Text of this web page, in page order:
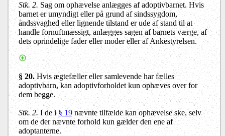
Stk. 2. Sag om ophævelse anlægges af adoptivbarnet. Hvis
barnet er umyndigt eller på grund af sindssygdom,
åndssvaghed eller lignende tilstand er ude af stand til at
handle fornuftmæssigt, anlægges sagen af barnets værge, af
dets oprindelige fader eller moder eller af Ankestyrelsen.
§ 20. Hvis ægtefællereller samlevendehar fælles
adoptivbarn, kan adoptivforholdet kun ophæves over for
dem begge.
Stk. 2.I de i§ 19nævnte tilfælde kan ophævelse ske, selv
om de der nævnte forhold kun gælder den ene af
adoptanterne.